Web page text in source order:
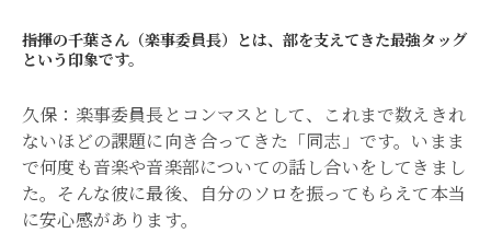
――指揮の千葉さん（楽事委員長）とは、部を支えてきた最強タッグ
という印象です。
久保：楽事委員長とコンマスとして、これまで数えきれ
ないほどの課題に向き合ってきた「同志」です。いまま
で何度も音楽や音楽部についての話し合いをしてきまし
た。そんな彼に最後、自分のソロを振ってもらえて本当
に安心感があります。